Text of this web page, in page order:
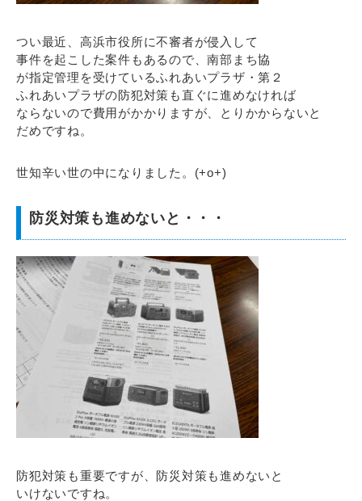
つい最近、高浜市役所に不審者が侵入して
事件を起こした案件もあるので、南部まち協
が指定管理を受けているふれあいプラザ・第２
ふれあいプラザの防犯対策も直ぐに進めなければ
ならないので費用がかかりますが、とりかからないと
だめですね。
世知辛い世の中になりました。(+o+)
防災対策も進めないと・・・
防犯対策も重要ですが、防災対策も進めないと
いけないですね。